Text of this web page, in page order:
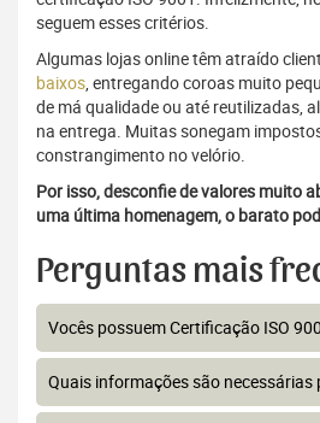
seguem esses critérios.
Algumas lojas online têm atraído
baixos, entregando coroas muito
de má qualidade ou até reutilizadas,
na entrega. Muitas sonegam
constrangimento no velório.
Por isso, desconfie de valores muito
uma última homenagem, o barato
Perguntas mais
Vocês possuem Certificação ISO
Quais informações são necessárias